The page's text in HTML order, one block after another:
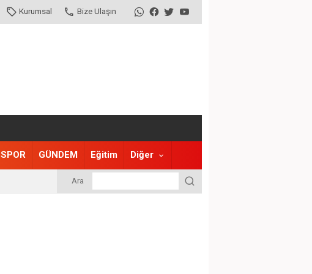
Kurumsal Bize Ulaşın
SPOR GÜNDEM Eğitim Diğer
Ara